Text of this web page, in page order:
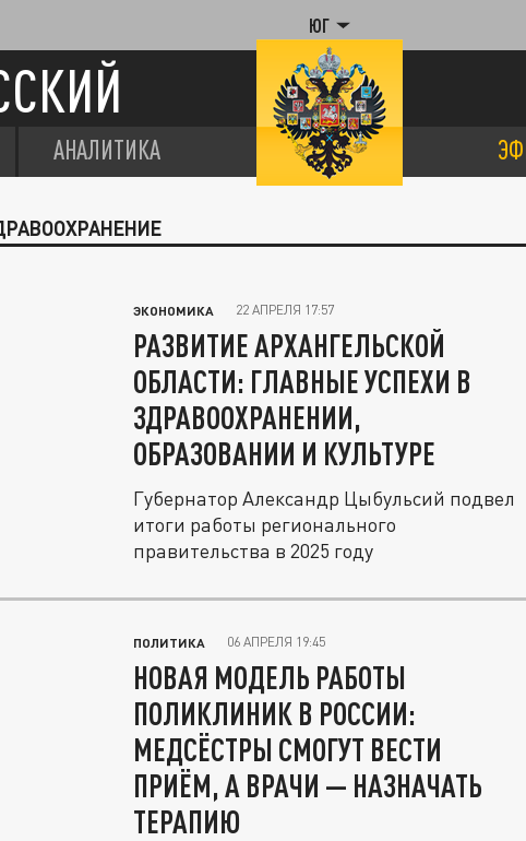
ЮГ
АНАЛИТИКА
ЭКОНОМИКА 22 АПРЕЛЯ 17:57
РАЗВИТИЕ АРХАНГЕЛЬСКОЙ
ОБЛАСТИ: ГЛАВНЫЕ УСПЕХИ В
ЗДРАВООХРАНЕНИИ,
ОБРАЗОВАНИИ И КУЛЬТУРЕ
Губернатор Александр Цыбульсий подвел
итоги работы регионального
правительства в 2025 году
ПОЛИТИКА 06 АПРЕЛЯ 19:45
НОВАЯ МОДЕЛЬ РАБОТЫ
ПОЛИКЛИНИК В РОССИИ:
МЕДСЁСТРЫ СМОГУТ ВЕСТИ
ПРИЁМ, А ВРАЧИ — НАЗНАЧАТЬ
ТЕРАПИЮ